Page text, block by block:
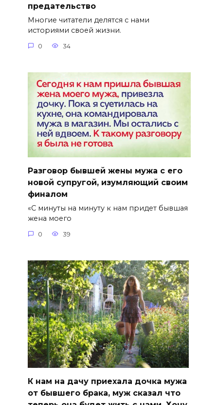
предательство
Многие читатели делятся с нами
историями своей жизни.
0 34
Разговор бывшей жены мужа с его
новой супругой, изумляющий своим
финалом
«С минуты на минуту к нам придет бывшая
жена моего
0 39
К нам на дачу приехала дочка мужа
от бывшего брака, муж сказал что